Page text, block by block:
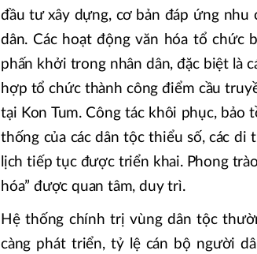
đầu tư xây dựng, cơ bản đáp ứng
dân. Các hoạt động văn hóa tổ
phấn khởi trong nhân dân, đặc biệt là
hợp tổ chức thành công điểm cầu
tại Kon Tum. Công tác khôi phục, bảo
thống của các dân tộc thiểu số, các di
lịch tiếp tục được triển khai. Phong
hóa” được quan tâm, duy trì.
Hệ thống chính trị vùng dân tộc
càng phát triển, tỷ lệ cán bộ người